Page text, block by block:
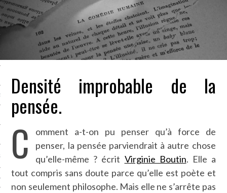
GUERRE
Densité improbable de la
pensée.
C
omment a-t-on pu penser qu’à force de
penser, la pensée parviendrait à autre chose
qu’elle-même ? écrit Virginie Boutin. Elle a
tout compris sans doute parce qu’elle est poète et
non seulement philosophe. Mais elle ne s’arrête pas